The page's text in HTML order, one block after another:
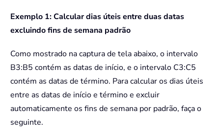
Exemplo 1: Calcular dias úteis entre duas datas
excluindo fins de semana padrão
Como mostrado na captura de tela abaixo, o intervalo
B3:B5 contém as datas de início, e o intervalo C3:C5
contém as datas de término. Para calcular os dias úteis
entre as datas de início e término e excluir
automaticamente os fins de semana por padrão, faça o
seguinte.